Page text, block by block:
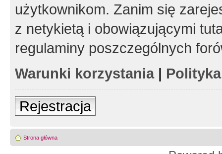
użytkownikom. Zanim się
z netykietą i obowiązującymi
regulaminy poszczególnych
Warunki korzystania|
Rejestracja
Strona główna